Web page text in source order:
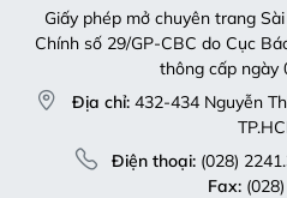
Giấy phép mở chuyên trang
Chính số 29/GP-CBC do Cục
thông cấp ngày
Địa chỉ: 432-434 Nguyễn
Điện thoại:(028)
Fax:(028)